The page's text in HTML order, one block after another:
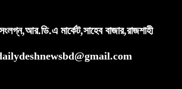
মার্কেট,সাহেব বাজার,রাজশাহী